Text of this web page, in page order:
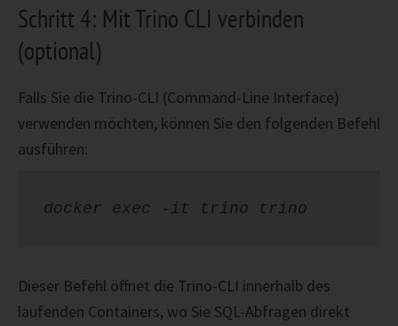
Schritt 4: Mit Trino CLI verbinden
(optional)
Falls Sie die Trino-CLI (Command-Line Interface)
verwenden möchten, können Sie den folgenden Befehl
ausführen:
docker exec -it trino trino
Dieser Befehl öffnet die Trino-CLI innerhalb des
laufenden Containers, wo Sie SQL-Abfragen direkt